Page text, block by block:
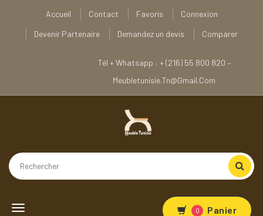
Accueil Contact Favoris
Connexion
Devenir Partenaire
Demandez un devis Comparer
Tél + Whatsapp : + (216) 55 800 820 –
Meubletunisie.tn@gmail.com
Toggle
0 Panier